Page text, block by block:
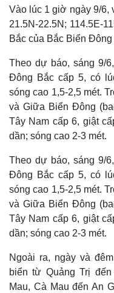
Thế giới
Quan sát
Cuộc sống đó đây
Hồ sơ
Vào lúc 1 giờ ngày 9/6,
21.5N-22.5N; 114.5E-
Bắc của Bắc Biển
Theo dự báo, sáng 9/
Đông Bắc cấp 5, có
sóng cao 1,5-2,5 mét.
và Giữa Biển Đông
Tây Nam cấp 6, giật
dần; sóng cao 2-3 mét.
Theo dự báo, sáng 9/
Đông Bắc cấp 5, có
sóng cao 1,5-2,5 mét.
và Giữa Biển Đông
Tây Nam cấp 6, giật
dần; sóng cao 2-3 mét.
Ngoài ra, ngày và
biển từ Quảng Trị
Mau, Cà Mau đến An